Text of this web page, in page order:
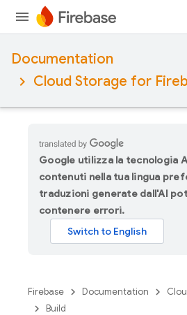
Documentation
Cloud Storage for
Google utilizza la tecnologia
contenuti nella tua lingua
traduzioni generate dall'AI
contenere errori.
Firebase Documentation
Build